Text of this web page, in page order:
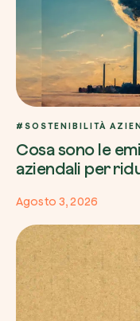
#SOSTENIBILITÀ
Cosa sono le
aziendali per
Agosto 3, 2026